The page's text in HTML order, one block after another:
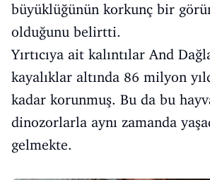
büyüklüğünün korkunç bir
olduğunu belirtti.
Yırtıcıya ait kalıntılar And
kayalıklar altında 86 milyon
kadar korunmuş. Bu da bu
dinozorlarla aynı zamanda
gelmekte.